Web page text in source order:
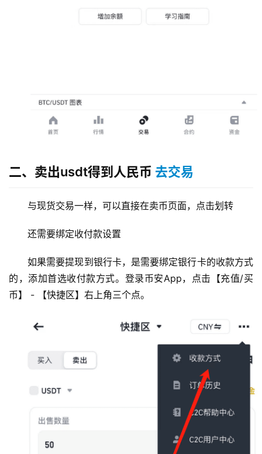
二、卖出usdt得到人民币 去交易
与现货交易一样，可以直接在卖币页面，点击划转
还需要绑定收付款设置
如果需要提现到银行卡，是需要绑定银行卡的收款方式
的，添加首选收付款方式。登录币安App，点击【充值/买
币】 - 【快捷区】右上角三个点。